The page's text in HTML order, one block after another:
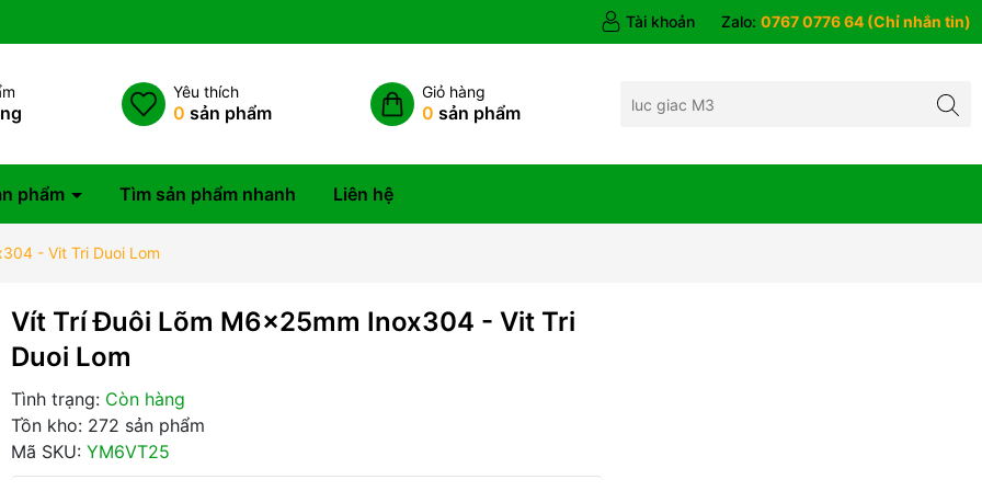
Tài khoản Zalo: 0767 0776 64 (Chỉ nhắn tin)
Yêu thích
0 sản phẩm
Giỏ hàng
0 sản phẩm
phẩm Tìm sản phẩm nhanh Liên hệ
- Vit Tri Duoi Lom
Vít Trí Đuôi Lõm M6x25mm Inox304 - Vit Tri
Duoi Lom
Tình trạng: Còn hàng
Tồn kho: 272 sản phẩm
Mã SKU: YM6VT25